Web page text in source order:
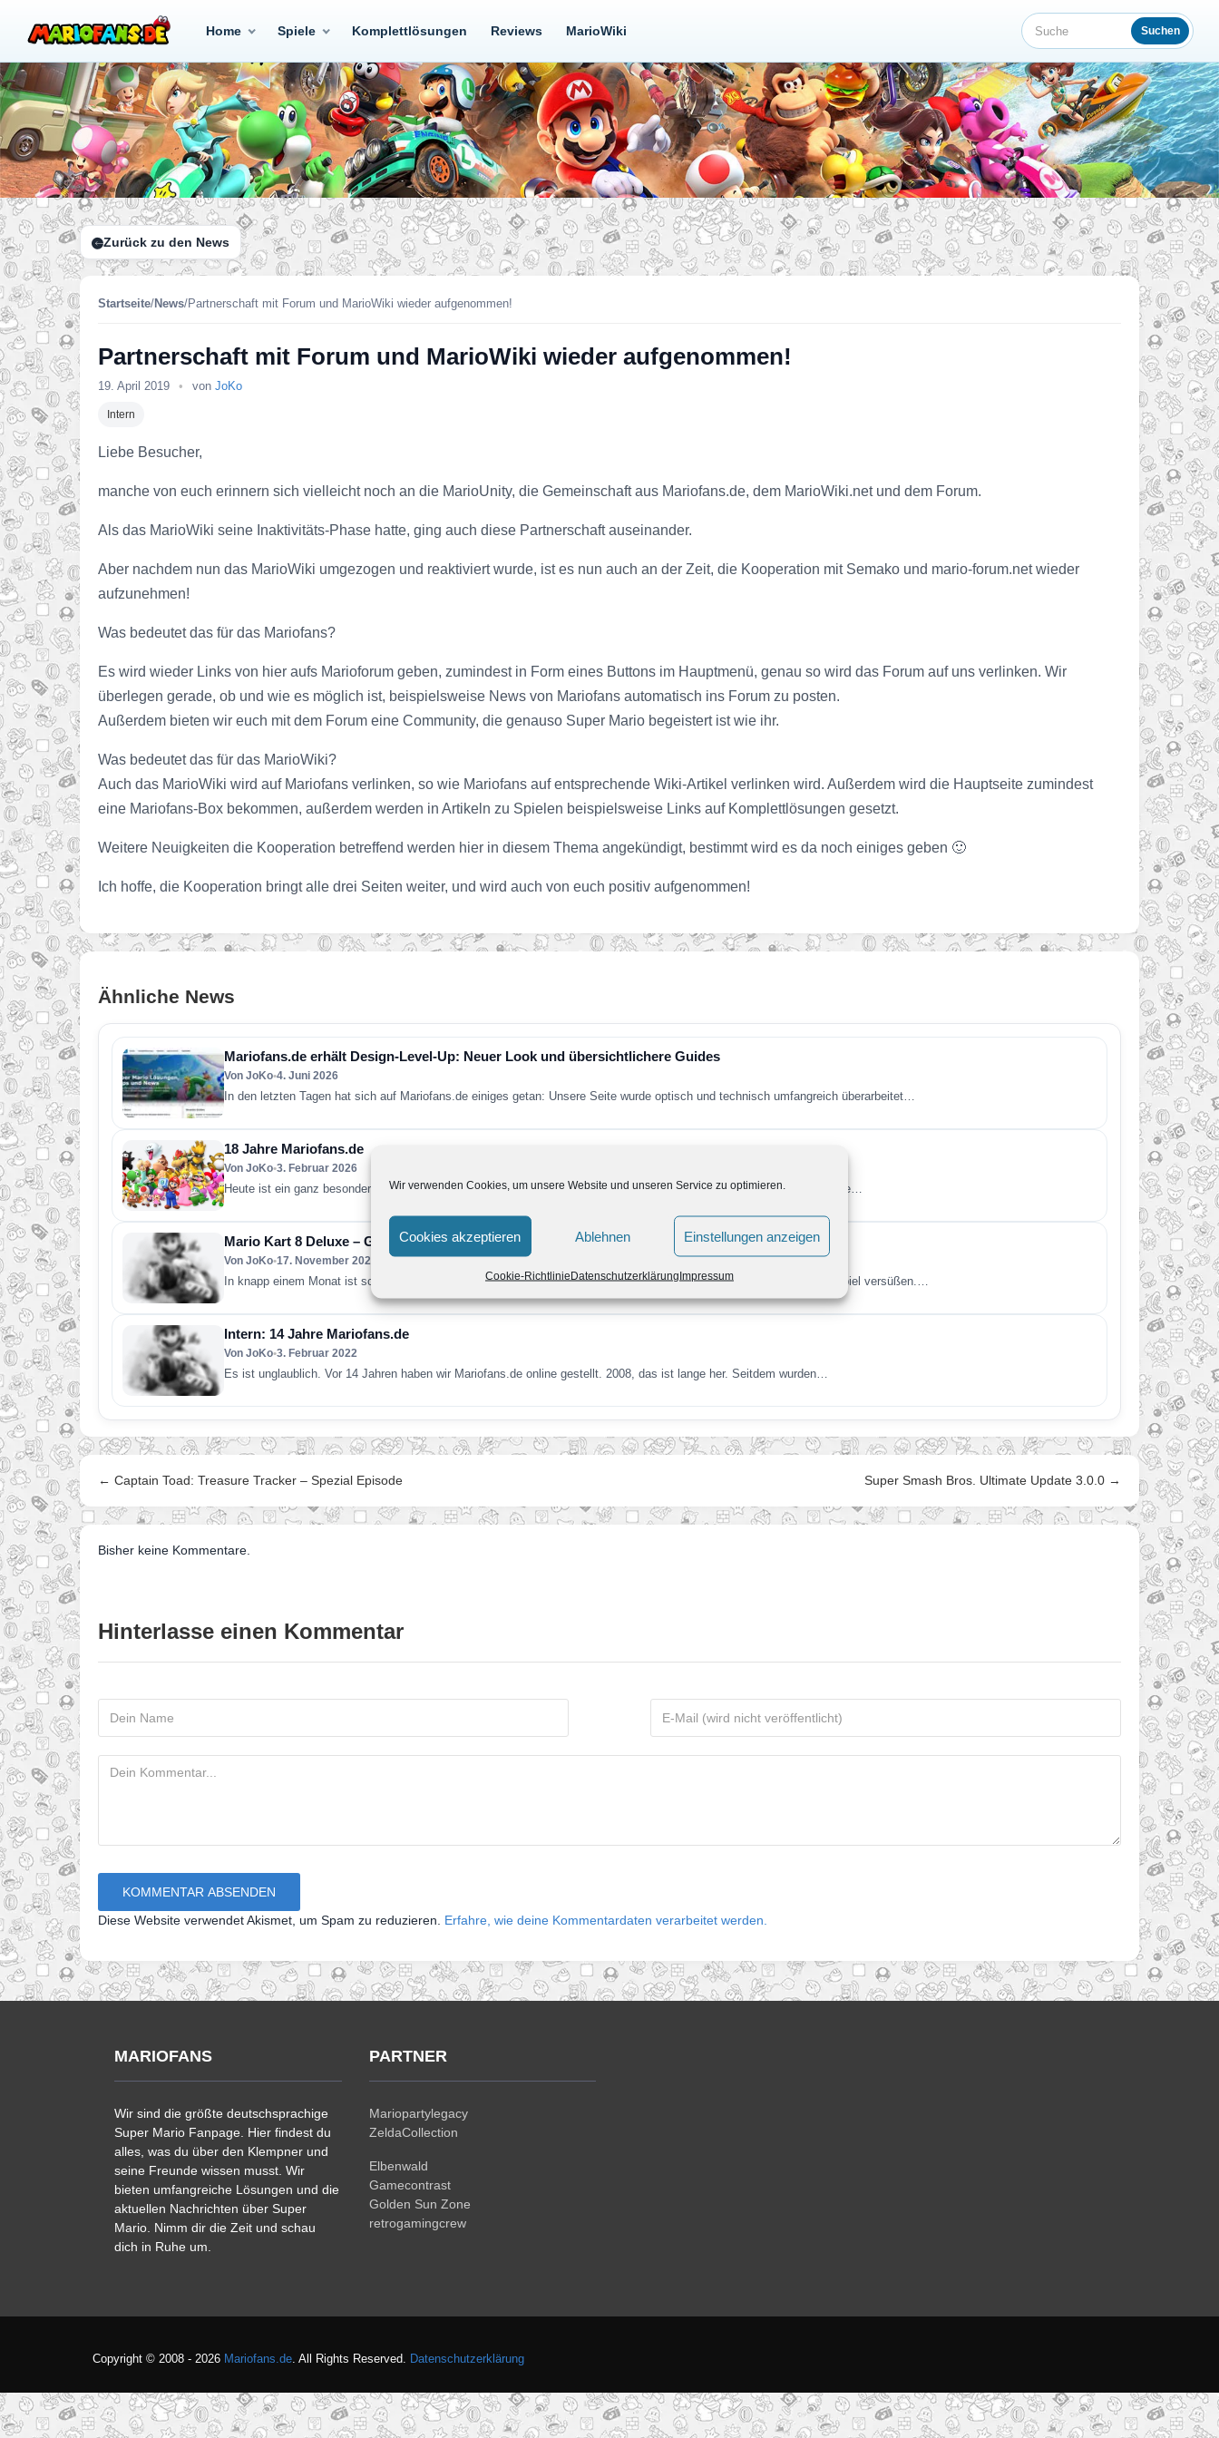
Wir verwenden Cookies, um unsere Website und unseren Service zu optimieren.
Cookies akzeptieren Ablehnen Einstellungen anzeigen
Cookie-RichtlinieDatenschutzerklärungImpressum
Home Spiele Komplettlösungen Reviews MarioWiki Suche Suchen
Zurück zu den News
Startseite/News/Partnerschaft mit Forum und MarioWiki wieder aufgenommen!
Partnerschaft mit Forum und MarioWiki wieder aufgenommen!
19. April 2019 • von JoKo
Intern
Liebe Besucher,
manche von euch erinnern sich vielleicht noch an die MarioUnity, die Gemeinschaft aus Mariofans.de, dem MarioWiki.net und dem Forum.
Als das MarioWiki seine Inaktivitäts-Phase hatte, ging auch diese Partnerschaft auseinander.
Aber nachdem nun das MarioWiki umgezogen und reaktiviert wurde, ist es nun auch an der Zeit, die Kooperation mit Semako und mario-forum.net wieder
aufzunehmen!
Was bedeutet das für das Mariofans?
Es wird wieder Links von hier aufs Marioforum geben, zumindest in Form eines Buttons im Hauptmenü, genau so wird das Forum auf uns verlinken. Wir
überlegen gerade, ob und wie es möglich ist, beispielsweise News von Mariofans automatisch ins Forum zu posten.
Außerdem bieten wir euch mit dem Forum eine Community, die genauso Super Mario begeistert ist wie ihr.
Was bedeutet das für das MarioWiki?
Auch das MarioWiki wird auf Mariofans verlinken, so wie Mariofans auf entsprechende Wiki-Artikel verlinken wird. Außerdem wird die Hauptseite zumindest
eine Mariofans-Box bekommen, außerdem werden in Artikeln zu Spielen beispielsweise Links auf Komplettlösungen gesetzt.
Weitere Neuigkeiten die Kooperation betreffend werden hier in diesem Thema angekündigt, bestimmt wird es da noch einiges geben 🙂
Ich hoffe, die Kooperation bringt alle drei Seiten weiter, und wird auch von euch positiv aufgenommen!
Ähnliche News
Mariofans.de erhält Design-Level-Up: Neuer Look und übersichtlichere Guides
Von JoKo•4. Juni 2026
In den letzten Tagen hat sich auf Mariofans.de einiges getan: Unsere Seite wurde optisch und technisch umfangreich überarbeitet…
18 Jahre Mariofans.de
Von JoKo•3. Februar 2026
Heute ist ein ganz besonderer Tag: Mariofans.de feiert sein 18-jähriges Jubiläum. Was im Jahr 2008 als kleine Fanseite…
Mario Kart 8 Deluxe – Gewinnspiel – Mariofans.de
Von JoKo•17. November 2022
In knapp einem Monat ist schon wieder Weihnachten und wir möchten euch die Vorweihnachtszeit mit einem Gewinnspiel versüßen.…
Intern: 14 Jahre Mariofans.de
Von JoKo•3. Februar 2022
Es ist unglaublich. Vor 14 Jahren haben wir Mariofans.de online gestellt. 2008, das ist lange her. Seitdem wurden…
← Captain Toad: Treasure Tracker – Spezial Episode Super Smash Bros. Ultimate Update 3.0.0 →
Bisher keine Kommentare.
Hinterlasse einen Kommentar
Diese Website verwendet Akismet, um Spam zu reduzieren. Erfahre, wie deine Kommentardaten verarbeitet werden.
MARIOFANS
Wir sind die größte deutschsprachige
Super Mario Fanpage. Hier findest du
alles, was du über den Klempner und
seine Freunde wissen musst. Wir
bieten umfangreiche Lösungen und die
aktuellen Nachrichten über Super
Mario. Nimm dir die Zeit und schau
dich in Ruhe um.
PARTNER
Mariopartylegacy
ZeldaCollection
Elbenwald
Gamecontrast
Golden Sun Zone
retrogamingcrew
Copyright © 2008 - 2026 Mariofans.de. All Rights Reserved. Datenschutzerklärung